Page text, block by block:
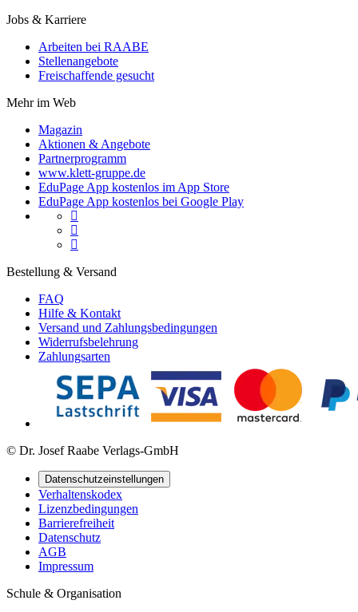
Jobs & Karriere
Arbeiten bei RAABE
Stellenangebote
Freischaffende gesucht
Mehr im Web
Magazin
Aktionen & Angebote
Partnerprogramm
www.klett-gruppe.de
EduPage App kostenlos im App Store
EduPage App kostenlos bei Google Play



Bestellung & Versand
FAQ
Hilfe & Kontakt
Versand und Zahlungsbedingungen
Widerrufsbelehrung
Zahlungsarten
© Dr. Josef Raabe Verlags-GmbH
Datenschutzeinstellungen
Verhaltenskodex
Lizenzbedingungen
Barrierefreiheit
Datenschutz
AGB
Impressum
Schule & Organisation